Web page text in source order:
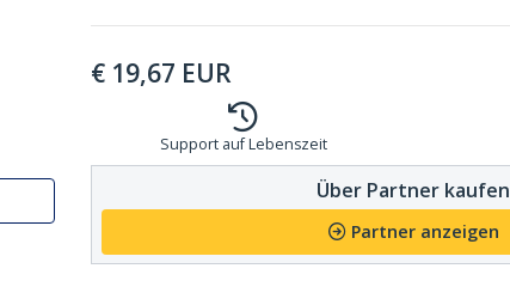
€ 19,67 EUR
Support auf Lebenszeit
Über Partner kaufen
Partner anzeigen